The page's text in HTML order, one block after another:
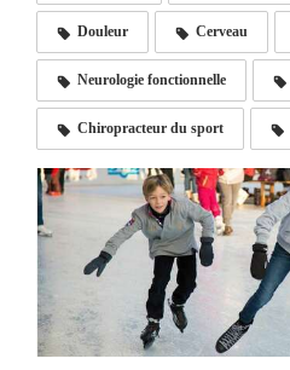
Douleur Cerveau
Neurologie fonctionnelle
Chiropracteur du sport